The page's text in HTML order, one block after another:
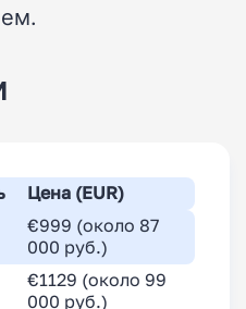
Цена (EUR)
€999 (около 87
000 руб.)
€1129 (около 99
000 руб.)